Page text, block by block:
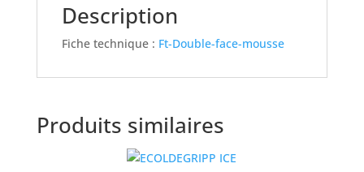
Description
Fiche technique : Ft-Double-face-mousse
Produits similaires